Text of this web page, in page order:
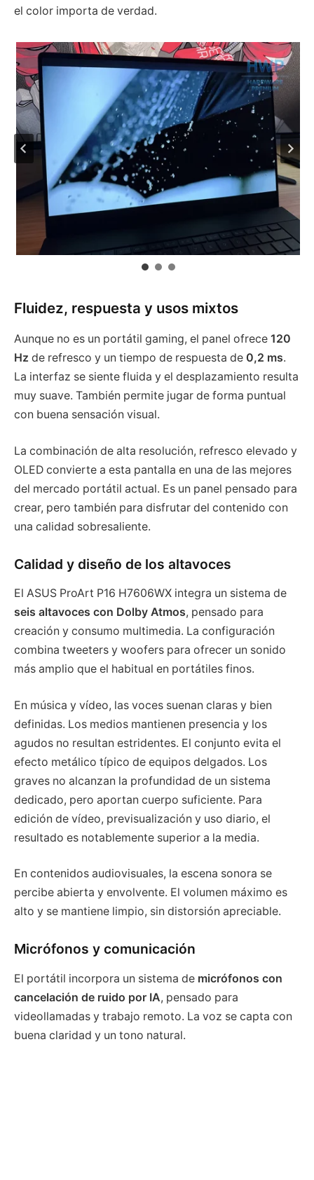
el color importa de verdad.
Fluidez, respuesta y usos mixtos
Aunque no es un portátil gaming, el panel ofrece 120
Hz de refresco y un tiempo de respuesta de 0,2 ms.
La interfaz se siente fluida y el desplazamiento resulta
muy suave. También permite jugar de forma puntual
con buena sensación visual.
La combinación de alta resolución, refresco elevado y
OLED convierte a esta pantalla en una de las mejores
del mercado portátil actual. Es un panel pensado para
crear, pero también para disfrutar del contenido con
una calidad sobresaliente.
Calidad y diseño de los altavoces
El ASUS ProArt P16 H7606WX integra un sistema de
seis altavoces con Dolby Atmos, pensado para
creación y consumo multimedia. La configuración
combina tweeters y woofers para ofrecer un sonido
más amplio que el habitual en portátiles finos.
En música y vídeo, las voces suenan claras y bien
definidas. Los medios mantienen presencia y los
agudos no resultan estridentes. El conjunto evita el
efecto metálico típico de equipos delgados. Los
graves no alcanzan la profundidad de un sistema
dedicado, pero aportan cuerpo suficiente. Para
edición de vídeo, previsualización y uso diario, el
resultado es notablemente superior a la media.
En contenidos audiovisuales, la escena sonora se
percibe abierta y envolvente. El volumen máximo es
alto y se mantiene limpio, sin distorsión apreciable.
Micrófonos y comunicación
El portátil incorpora un sistema de micrófonos con
cancelación de ruido por IA, pensado para
videollamadas y trabajo remoto. La voz se capta con
buena claridad y un tono natural.